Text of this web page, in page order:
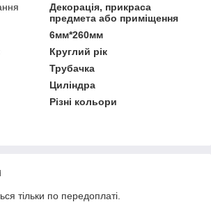
Декорація, прикраса
предмета або приміщення
6мм*260мм
Круглий рік
Трубачка
Циліндра
Різні кольори
тільки по передоплаті.